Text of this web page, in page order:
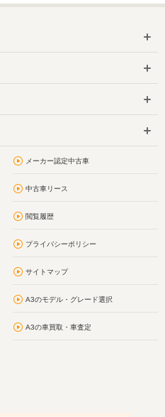
メーカー認定中古車
中古車リース
閲覧履歴
プライバシーポリシー
サイトマップ
A3のモデル・グレード選択
A3の車買取・車査定